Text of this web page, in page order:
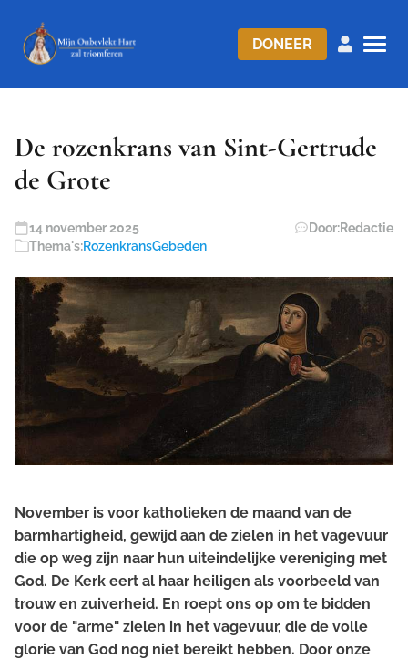
DONEER
De rozenkrans van Sint-Gertrude
de Grote
14 november 2025 Door:Redactie
Thema's:RozenkransGebeden
November is voor katholieken de maand van de
barmhartigheid, gewijd aan de zielen in het vagevuur
die op weg zijn naar hun uiteindelijke vereniging met
God. De Kerk eert al haar heiligen als voorbeeld van
trouw en zuiverheid. En roept ons op om te bidden
voor de "arme" zielen in het vagevuur, die de volle
glorie van God nog niet bereikt hebben. Door onze